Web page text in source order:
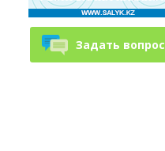
Задать вопрос